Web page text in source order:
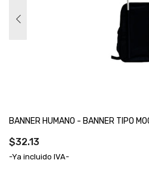
BANNER HUMANO - BANNER TIPO
$32.13
-Ya incluido IVA-